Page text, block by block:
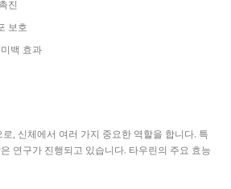
진
보호
백 효과
, 신체에서 여러 가지 중요한 역할을 합니다. 특
연구가 진행되고 있습니다. 타우린의 주요 효능